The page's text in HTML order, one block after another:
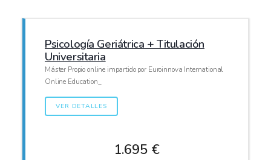
Psicología Geriátrica + Titulación
Universitaria
Máster Propio online impartido por Euroinnova International
Online Education_
VER DETALLES
1.695 €